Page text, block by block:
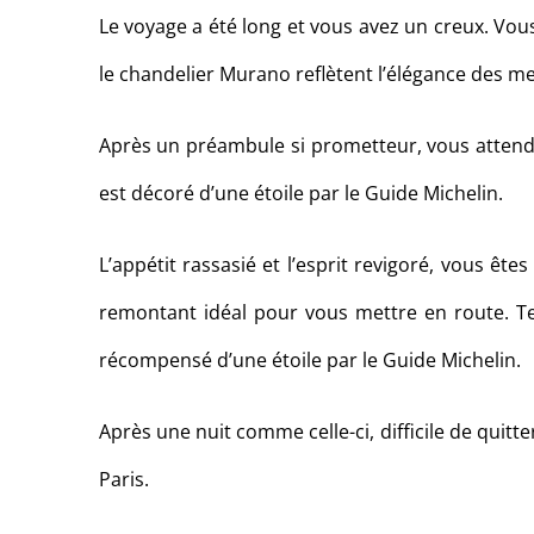
Le voyage a été long et vous avez un creux.
le chandelier Murano reflètent l’élégance des
Après un préambule si prometteur, vous
est décoré d’une étoile par le Guide Michelin.
L’appétit rassasié et l’esprit revigoré, vous
remontant idéal pour vous mettre en route.
récompensé d’une étoile par le Guide Michelin.
Après une nuit comme celle-ci, difficile de
Paris.